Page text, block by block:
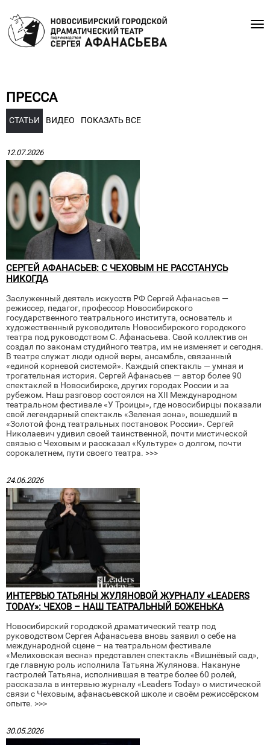
ПРЕССА
СТАТЬИ ВИДЕО ПОКАЗАТЬ ВСЕ
12.07.2026
СЕРГЕЙ АФАНАСЬЕВ: С ЧЕХОВЫМ НЕ РАССТАНУСЬ
НИКОГДА
Заслуженный деятель искусств РФ Сергей Афанасьев —
режиссер, педагог, профессор Новосибирского
государственного театрального института, основатель и
художественный руководитель Новосибирского городского
театра под руководством С. Афанасьева. Свой коллектив он
создал по законам студийного театра, им не изменяет и сегодня.
В театре служат люди одной веры, ансамбль, связанный
«единой корневой системой». Каждый спектакль — умная и
трогательная история. Сергей Афанасьев — автор более 90
спектаклей в Новосибирске, других городах России и за
рубежом. Наш разговор состоялся на XII Международном
театральном фестивале «У Троицы», где новосибирцы показали
свой легендарный спектакль «Зеленая зона», вошедший в
«Золотой фонд театральных постановок России». Сергей
Николаевич удивил своей таинственной, почти мистической
связью с Чеховым и рассказал «Культуре» о долгом, почти
сорокалетнем, пути своего театра. >>>
24.06.2026
ИНТЕРВЬЮ ТАТЬЯНЫ ЖУЛЯНОВОЙ ЖУРНАЛУ «LEADERS
TODAY»: ЧЕХОВ – НАШ ТЕАТРАЛЬНЫЙ БОЖЕНЬКА
Новосибирский городской драматический театр под
руководством Сергея Афанасьева вновь заявил о себе на
международной сцене – на театральном фестивале
«Мелиховская весна» представлен спектакль «Вишнёвый сад»,
где главную роль исполнила Татьяна Жулянова. Накануне
гастролей Татьяна, исполнившая в театре более 60 ролей,
рассказала в интервью журналу «Leaders Today» о мистической
связи с Чеховым, афанасьевской школе и своём режиссёрском
опыте. >>>
30.05.2026